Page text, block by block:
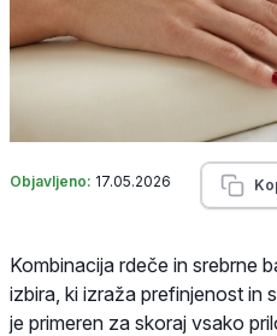
Objavljeno: 17.05.2026
Kombinacija rdeče in srebrne
izbira, ki izraža prefinjenost in
je primeren za skoraj vsako